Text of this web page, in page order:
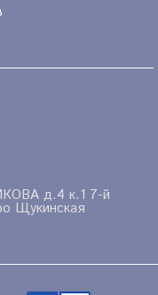
д.4 к.1 7-й
Щукинская